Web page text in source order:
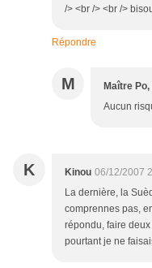
/> <br /> <br />
Répondre
M Maître
Aucun
K Kinou 06/12/2007
La dernière, la
comprennes pas,
répondu, faire
pourtant je ne